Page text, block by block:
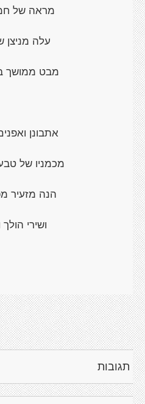
מראה של
עלה מניצן
מבט ממושך
אתבונן
מכמניו של
הנה מזעיר
ושירי
תגובות